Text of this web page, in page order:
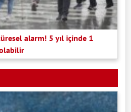
alarm! 5 yıl içinde 1